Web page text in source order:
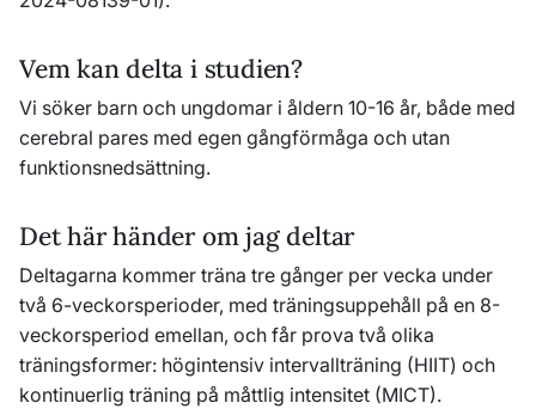
Vem kan delta i studien?
Vi söker barn och ungdomar i åldern 10-16 år, både med
cerebral pares med egen gångförmåga och utan
funktionsnedsättning.
Det här händer om jag deltar
Deltagarna kommer träna tre gånger per vecka under
två 6-veckorsperioder, med träningsuppehåll på en 8-
veckorsperiod emellan, och får prova två olika
träningsformer: högintensiv intervallträning (HIIT) och
kontinuerlig träning på måttlig intensitet (MICT).